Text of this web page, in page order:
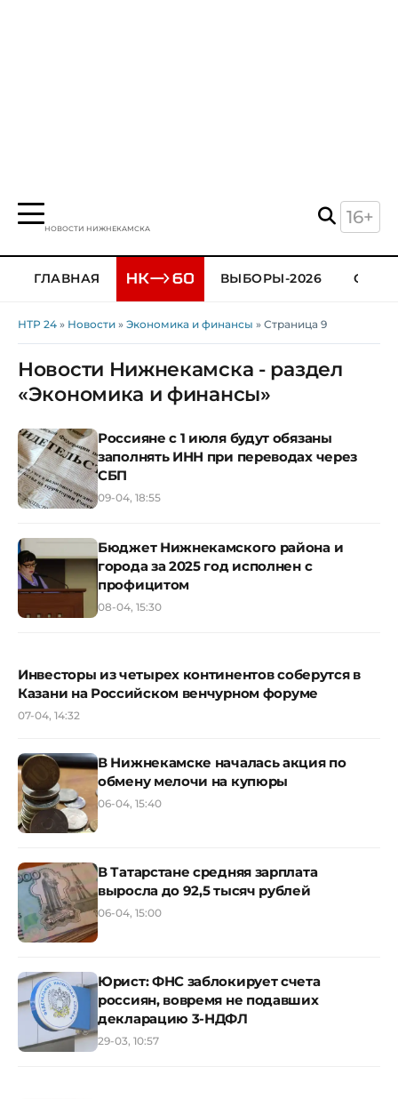
НОВОСТИ НИЖНЕКАМСКА
16+
ГЛАВНАЯ ВЫБОРЫ-2026
НТР 24 » Новости » Экономика и финансы » Страница 9
Новости Нижнекамска - раздел
«Экономика и финансы»
Россияне с 1 июля будут обязаны
заполнять ИНН при переводах через
СБП
09-04, 18:55
Бюджет Нижнекамского района и
города за 2025 год исполнен с
профицитом
08-04, 15:30
Инвесторы из четырех континентов соберутся в
Казани на Российском венчурном форуме
07-04, 14:32
В Нижнекамске началась акция по
обмену мелочи на купюры
06-04, 15:40
В Татарстане средняя зарплата
выросла до 92,5 тысяч рублей
06-04, 15:00
Юрист: ФНС заблокирует счета
россиян, вовремя не подавших
декларацию 3-НДФЛ
29-03, 10:57